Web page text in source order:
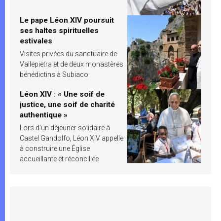
Le pape Léon XIV poursuit
ses haltes spirituelles
estivales
Visites privées du sanctuaire de
Vallepietra et de deux monastères
bénédictins à Subiaco
Léon XIV : « Une soif de
justice, une soif de charité
authentique »
Lors d’un déjeuner solidaire à
Castel Gandolfo, Léon XIV appelle
à construire une Église
accueillante et réconciliée